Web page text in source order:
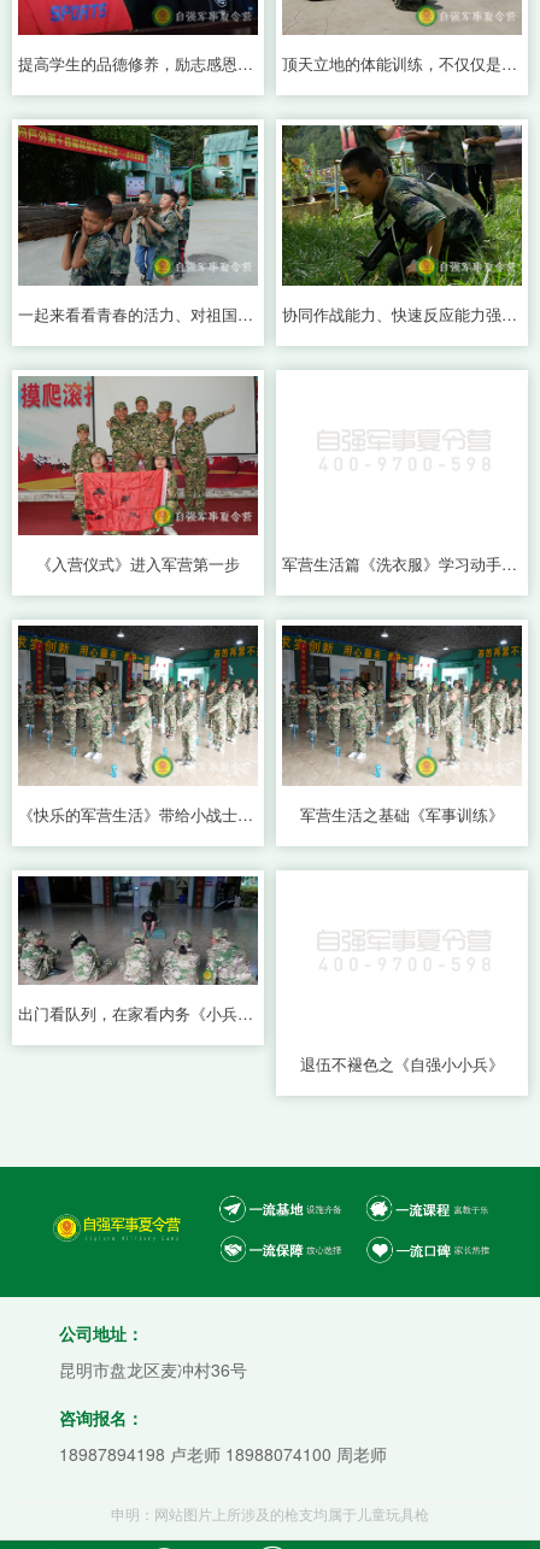
提高学生的品德修养，励志感恩成长 顶天立地的体能训练，不仅仅是对意志力的考验
一起来看看青春的活力、对祖国的热爱 协同作战能力、快速反应能力强《枪械知识讲解》
《入营仪式》进入军营第一步 军营生活篇《洗衣服》学习动手能力
《快乐的军营生活》带给小战士们无限的温暖 军营生活之基础《军事训练》
出门看队列，在家看内务《小兵内务成长季》
退伍不褪色之《自强小小兵》
公司地址：
昆明市盘龙区麦冲村36号
咨询报名：
18987894198 卢老师 18988074100 周老师
申明：网站图片上所涉及的枪支均属于儿童玩具枪